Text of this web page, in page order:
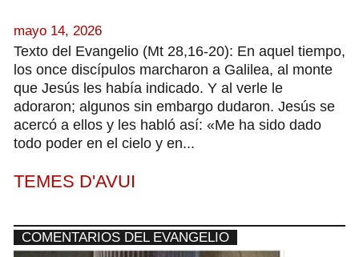
mayo 14, 2026
Texto del Evangelio (Mt 28,16-20): En aquel tiempo,
los once discípulos marcharon a Galilea, al monte
que Jesús les había indicado. Y al verle le
adoraron; algunos sin embargo dudaron. Jesús se
acercó a ellos y les habló así: «Me ha sido dado
todo poder en el cielo y en...
TEMES D'AVUI
COMENTARIOS DEL EVANGELIO